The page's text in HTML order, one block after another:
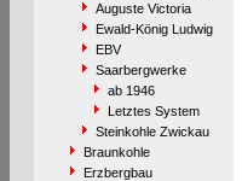
Auguste Victoria
Ewald-König Ludwig
EBV
Saarbergwerke
ab 1946
Letztes System
Steinkohle Zwickau
Braunkohle
Erzbergbau